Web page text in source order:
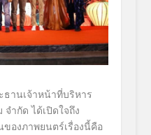
ธานเจ้าหน้าที่บริหาร
จำกัด ได้เปิดใจถึง
ของภาพยนตร์เรื่องนี้คือ